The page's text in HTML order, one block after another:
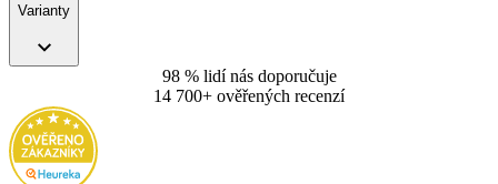
Varianty
98 % lidí nás doporučuje
14 700+ ověřených recenzí